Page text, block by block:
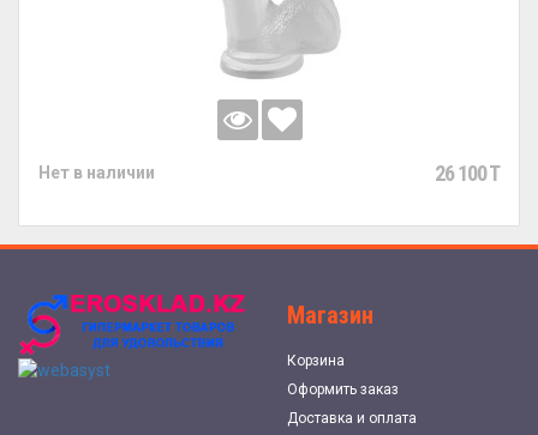
Нет в наличии 26 100 T
Магазин
Корзина
Оформить заказ
Доставка и оплата